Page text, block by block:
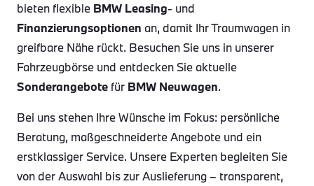
bieten flexible BMW Leasing- und
Finanzierungsoptionen an, damit Ihr Traumwagen in
greifbare Nähe rückt. Besuchen Sie uns in unserer
Fahrzeugbörse und entdecken Sie aktuelle
Sonderangebote für BMW Neuwagen.
Bei uns stehen Ihre Wünsche im Fokus: persönliche
Beratung, maßgeschneiderte Angebote und ein
erstklassiger Service. Unsere Experten begleiten Sie
von der Auswahl bis zur Auslieferung – transparent,